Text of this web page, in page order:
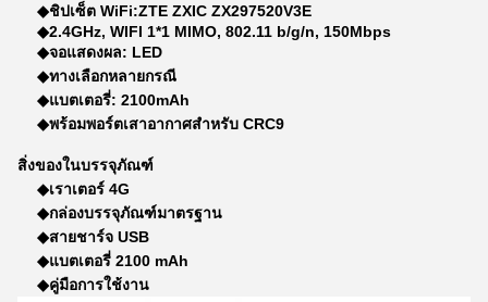
◆ชิปเซ็ต WiFi:ZTE ZXIC ZX297520V3E
◆2.4GHz, WIFI 1*1 MIMO, 802.11 b/g/n, 150Mbps
◆จอแสดงผล: LED
◆ทางเลือกหลายกรณี
◆แบตเตอรี่: 2100mAh
◆พร้อมพอร์ตเสาอากาศสำหรับ CRC9
สิ่งของในบรรจุภัณฑ์
◆เราเตอร์ 4G
◆กล่องบรรจุภัณฑ์มาตรฐาน
◆สายชาร์จ USB
◆แบตเตอรี่ 2100 mAh
◆คู่มือการใช้งาน